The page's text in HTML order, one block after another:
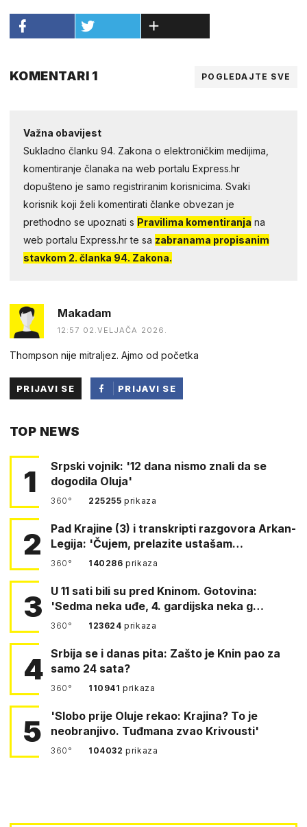
KOMENTARI 1 POGLEDAJTE SVE
Važna obavijest
Sukladno članku 94. Zakona o elektroničkim medijima,
komentiranje članaka na web portalu Express.hr
dopušteno je samo registriranim korisnicima. Svaki
korisnik koji želi komentirati članke obvezan je
prethodno se upoznati s Pravilima komentiranja na
web portalu Express.hr te sa zabranama propisanim
stavkom 2. članka 94. Zakona.
Makadam
12:57 02.VELJAČA 2026.
Thompson nije mitraljez. Ajmo od početka
PRIJAVI SE
PRIJAVI SE
TOP NEWS
1
Srpski vojnik: '12 dana nismo znali da se
dogodila Oluja'
360° 225255prikaza
2
Pad Krajine (3) i transkripti razgovora Arkan-
Legija: 'Čujem, prelazite ustašam…
360° 140286prikaza
3
U 11 sati bili su pred Kninom. Gotovina:
'Sedma neka uđe, 4. gardijska neka g…
360° 123624prikaza
4 Srbija se i danas pita: Zašto je Knin pao za
samo 24 sata?
360° 110941prikaza
5
'Slobo prije Oluje rekao: Krajina? To je
neobranjivo. Tuđmana zvao Krivousti'
360° 104032prikaza